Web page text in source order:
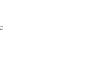
: